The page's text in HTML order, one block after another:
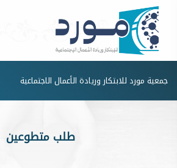
جمعية مورد للابتكار وريادة الأعمال الاجتماعية
طلب متطوعين